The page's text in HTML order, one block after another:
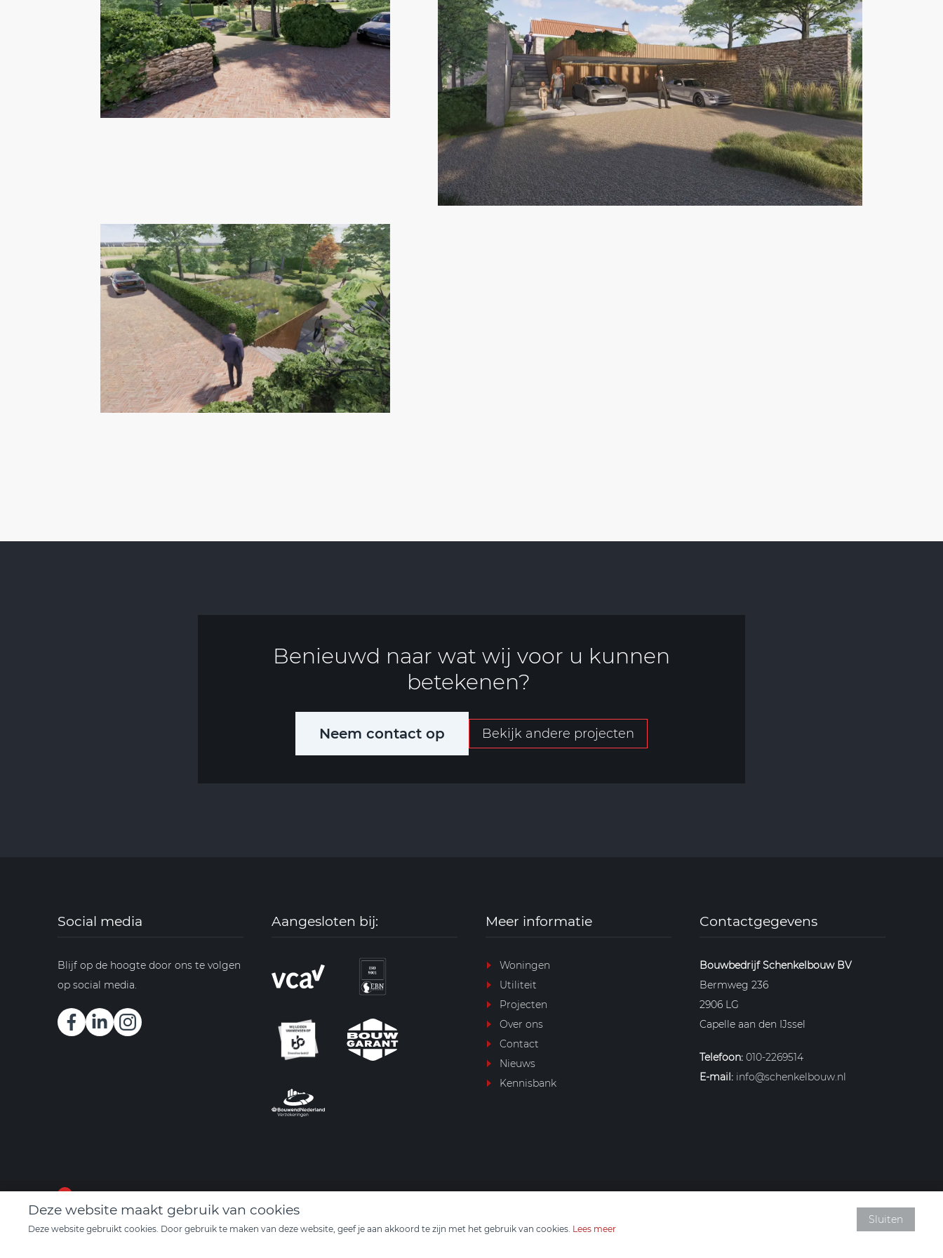
Benieuwd naar wat wij voor u kunnen
betekenen?
Neem contact op Bekijk andere projecten
Social media
Blijf op de hoogte door ons te volgen
op social media.
Aangesloten bij: Meer informatie
Woningen
Utiliteit
Projecten
Over ons
Contact
Nieuws
Kennisbank
Contactgegevens
Bouwbedrijf Schenkelbouw BV
Bermweg 236
2906 LG
Capelle aan den IJssel
Telefoon: 010-2269514
E-mail: info@schenkelbouw.nl
Deze website maakt gebruik van cookies
Deze website gebruikt cookies. Door gebruik te maken van deze website, geef je aan akkoord te zijn met het gebruik van cookies. Lees meer
Sluiten